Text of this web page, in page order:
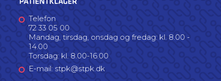
Telefon
72 33 05 00
Mandag, tirsdag, onsdag og fredag: kl. 8.00 -
14.00
Torsdag: kl. 8.00-16.00
E-mail: stpk@stpk.dk